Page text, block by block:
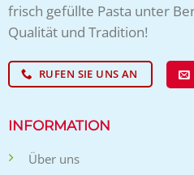
frisch gefüllte Pasta unter
Qualität und Tradition!
RUFEN SIE UNS AN
INFORMATION
Über uns